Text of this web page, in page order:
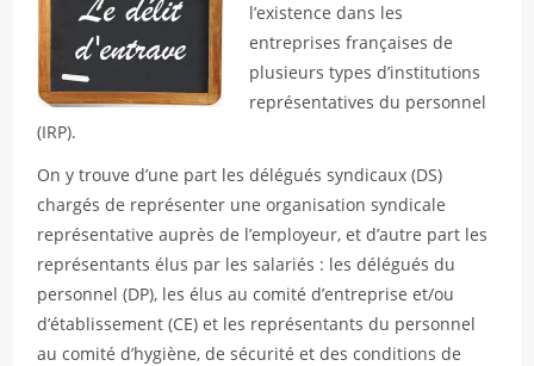
l’existence dans les
entreprises françaises de
plusieurs types d’institutions
représentatives du personnel
(IRP).
On y trouve d’une part les délégués syndicaux (DS)
chargés de représenter une organisation syndicale
représentative auprès de l’employeur, et d’autre part les
représentants élus par les salariés : les délégués du
personnel (DP), les élus au comité d’entreprise et/ou
d’établissement (CE) et les représentants du personnel
au comité d’hygiène, de sécurité et des conditions de